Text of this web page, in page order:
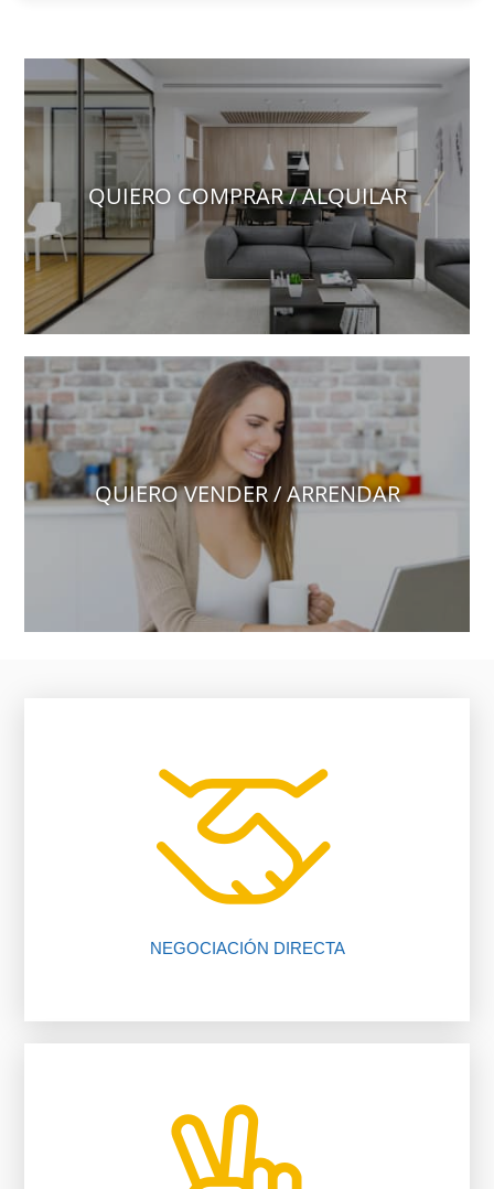
QUIERO COMPRAR / ALQUILAR
QUIERO VENDER / ARRENDAR
NEGOCIACIÓN DIRECTA
El 80% de las negociaciones se pierden por
falta de comunicación entre comprador y
vendedor, nosotros te ayudamos.